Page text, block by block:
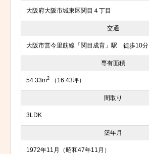
大阪府大阪市城東区関目４丁目
交通
大阪市営今里筋線「関目成育」駅 徒歩10分
専有面積
54.33m2 （16.43坪）
間取り
3LDK
築年月
1972年11月（昭和47年11月）